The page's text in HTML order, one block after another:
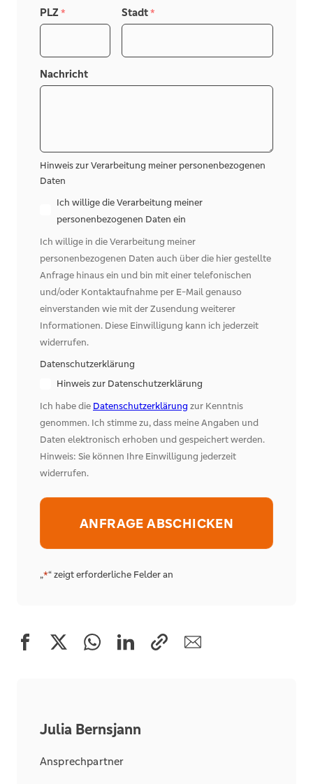
„*“ zeigt erforderliche Felder an
PLZ * Stadt *
Nachricht
Hinweis zur Verarbeitung meiner personenbezogenen
Daten
Ich willige die Verarbeitung meiner
personenbezogenen Daten ein
Ich willige in die Verarbeitung meiner
personenbezogenen Daten auch über die hier gestellte
Anfrage hinaus ein und bin mit einer telefonischen
und/oder Kontaktaufnahme per E-Mail genauso
einverstanden wie mit der Zusendung weiterer
Informationen. Diese Einwilligung kann ich jederzeit
widerrufen.
Datenschutzerklärung
Hinweis zur Datenschutzerklärung
Ich habe die Datenschutzerklärungzur Kenntnis
genommen. Ich stimme zu, dass meine Angaben und
Daten elektronisch erhoben und gespeichert werden.
Hinweis: Sie können Ihre Einwilligung jederzeit
widerrufen.
Alternative:
Julia Bernsjann
Ansprechpartner